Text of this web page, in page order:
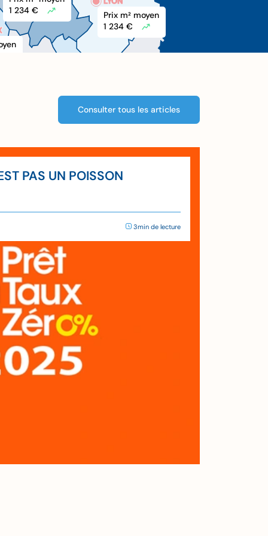
1 234 €
Prix m2 moyen
1 234 €
Consulter tous les articles
PAS UN POISSON
3min de lecture